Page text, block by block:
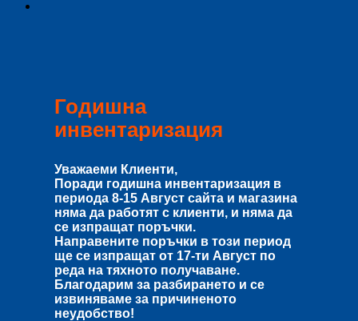
Годишна
инвентаризация
Уважаеми Клиенти,
Поради годишна инвентаризация в
периода 8-15 Август сайта и магазина
няма да работят с клиенти, и няма да
се изпращат поръчки.
Направените поръчки в този период
ще се изпращат от 17-ти Август по
реда на тяхното получаване.
Благодарим за разбирането и се
извиняваме за причиненото
неудобство!